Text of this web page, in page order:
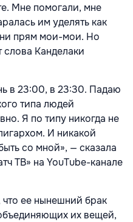
Мне помогали, мне
им уделять как
прям мои-мои. Но
слова Канделаки
в 23:00, в 23:30. Падаю
типа людей
Я по типу никогда не
И никакой
со мной», — сказала
ТВ» на YouTube-канале
ее нынешний брак
их вещей,